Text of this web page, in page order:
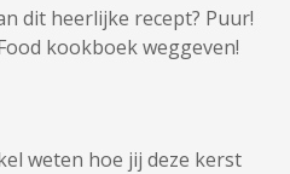
dit heerlijke recept? Puur!
kookboek weggeven!
weten hoe jij deze kerst